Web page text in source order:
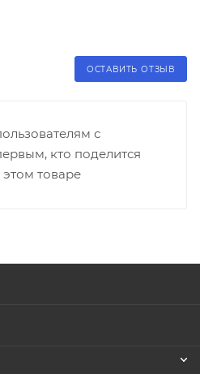
ОСТАВИТЬ ОТЗЫВ
с
кто поделится
товаре